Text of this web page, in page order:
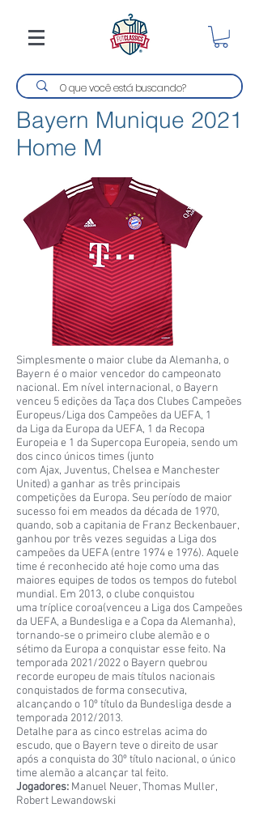
Bayern Munique 2021
Home M
Simplesmente o maior clube da Alemanha, o
Bayern é o maior vencedor do campeonato
nacional. Em nível internacional, o Bayern
venceu 5 edições da Taça dos Clubes Campeões
Europeus/Liga dos Campeões da UEFA, 1
da Liga da Europa da UEFA, 1 da Recopa
Europeia e 1 da Supercopa Europeia, sendo um
dos cinco únicos times (junto
com Ajax, Juventus, Chelsea e Manchester
United) a ganhar as três principais
competições da Europa. Seu período de maior
sucesso foi em meados da década de 1970,
quando, sob a capitania de Franz Beckenbauer,
ganhou por três vezes seguidas a Liga dos
campeões da UEFA (entre 1974 e 1976). Aquele
time é reconhecido até hoje como uma das
maiores equipes de todos os tempos do futebol
mundial. Em 2013, o clube conquistou
uma tríplice coroa(venceu a Liga dos Campeões
da UEFA, a Bundesliga e a Copa da Alemanha),
tornando-se o primeiro clube alemão e o
sétimo da Europa a conquistar esse feito. Na
temporada 2021/2022 o Bayern quebrou
recorde europeu de mais títulos nacionais
conquistados de forma consecutiva,
alcançando o 10º título da Bundesliga desde a
temporada 2012/2013.
Detalhe para as cinco estrelas acima do
escudo, que o Bayern teve o direito de usar
após a conquista do 30º título nacional, o único
time alemão a alcançar tal feito.
Jogadores: Manuel Neuer, Thomas Muller,
Robert Lewandowski